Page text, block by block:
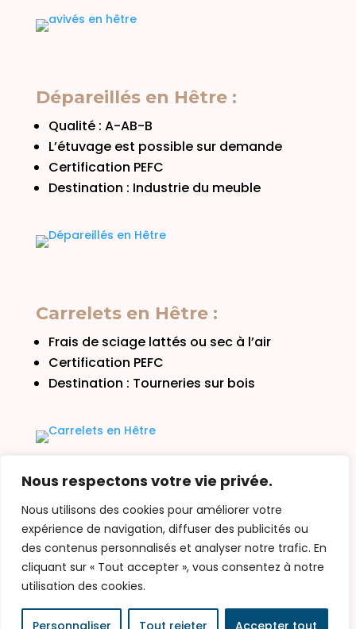
Nous respectons votre vie privée.
Nous utilisons des cookies pour améliorer votre
expérience de navigation, diffuser des publicités ou
des contenus personnalisés et analyser notre trafic. En
cliquant sur « Tout accepter », vous consentez à notre
utilisation des cookies.
Personnaliser Tout rejeter Accepter tout
Dépareillés en Hêtre :
Qualité : A-AB-B
L’étuvage est possible sur demande
Certification PEFC
Destination : Industrie du meuble
Carrelets en Hêtre :
Frais de sciage lattés ou sec à l’air
Certification PEFC
Destination : Tourneries sur bois
Calage et bois d’emballage :
Frais de sciage
Certification PEFC sur demande
Traitement NIMP15 sur demande